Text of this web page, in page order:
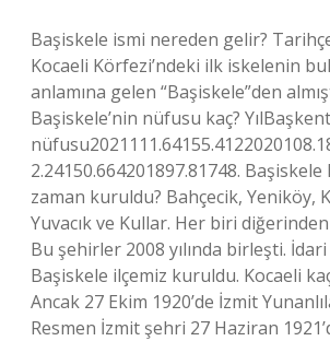
Başiskele ismi nereden gelir?
Kocaeli Körfezi’ndeki ilk iskelenin
anlamına gelen “Başiskele”den
Başiskele’nin nüfusu kaç?
2.24150.664201897.81748.
zaman kuruldu? Bahçecik, Yeniköy,
Yuvacık ve Kullar. Her biri
Bu şehirler 2008 yılında birleşti.
Başiskele ilçemiz kuruldu. Kocaeli
Ancak 27 Ekim 1920’de İzmit
Resmen İzmit şehri 27 Haziran